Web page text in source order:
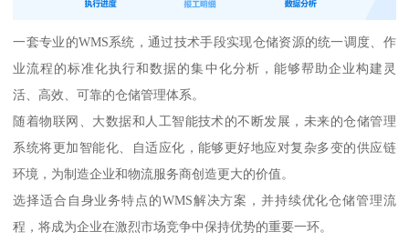
一套专业的WMS系统，通过技术手段实现仓储资源的统一调度、作
业流程的标准化执行和数据的集中化分析，能够帮助企业构建灵
活、高效、可靠的仓储管理体系。
随着物联网、大数据和人工智能技术的不断发展，未来的仓储管理
系统将更加智能化、自适应化，能够更好地应对复杂多变的供应链
环境，为制造企业和物流服务商创造更大的价值。
选择适合自身业务特点的WMS解决方案，并持续优化仓储管理流
程，将成为企业在激烈市场竞争中保持优势的重要一环。